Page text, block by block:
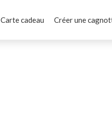
Carte cadeau Créer une